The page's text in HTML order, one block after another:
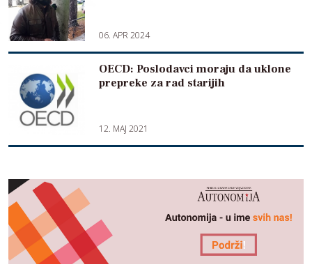
06. APR 2024
OECD: Poslodavci moraju da uklone
prepreke za rad starijih
12. MAJ 2021